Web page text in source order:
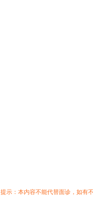
提示：本内容不能代替面诊，如有